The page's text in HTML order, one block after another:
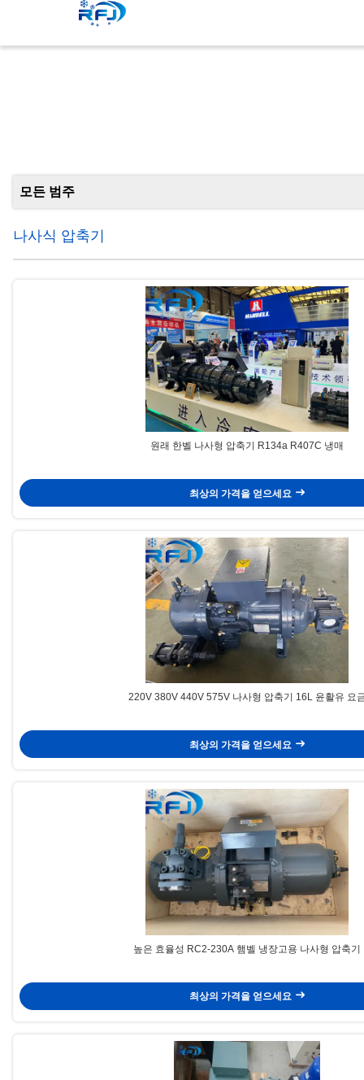
모든 범주
나사식 압축기
원래 한벨 나사형 압축기 R134a R407C 냉매
최상의 가격을 얻으세요
220V 380V 440V 575V 나사형 압축기 16L 윤활유 요
최상의 가격을 얻으세요
높은 효율성 RC2-230A 햄벨 냉장고용 나사형 압축기
최상의 가격을 얻으세요